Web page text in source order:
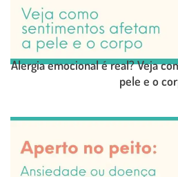
LEIA O POST
Alergia emocional é real? Veja
pele e o